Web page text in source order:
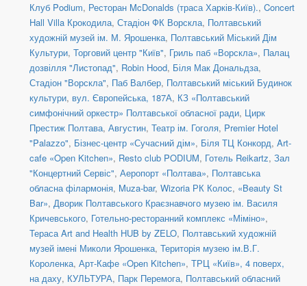
Клуб Podium, Ресторан McDonalds (траса Харків-Київ)., Concert
Hall Villa Крокодила, Стадіон ФК Ворскла, Полтавський
художній музей ім. М. Ярошенка, Полтавський Міський Дім
Культури, Торговий центр "Київ", Гриль паб «Ворскла», Палац
дозвілля "Листопад", Robin Hood, Біля Мак Дональдза,
Стадіон "Ворскла", Паб Валбер, Полтавський міський Будинок
культури, вул. Європейська, 187А, КЗ «Полтавський
симфонічний оркестр» Полтавської обласної ради, Цирк
Престиж Полтава, Августин, Театр ім. Гоголя, Premier Hotel
"Palazzo", Бізнес-центр «Сучасний дім», Біля ТЦ Конкорд, Art-
cafe «Open Kitchen», Resto club PODIUM, Готель Reikartz, Зал
"Концертний Сервіс", Аеропорт «Полтава», Полтавська
обласна філармонія, Muza-bar, Wizoria РК Колос, «Beauty St
Bar», Дворик Полтавського Краєзнавчого музею ім. Василя
Кричевського, Готельно-ресторанний комплекс «Міміно»,
Тераса Art and Health HUB by ZELO, Полтавський художній
музей імені Миколи Ярошенка, Територія музею ім.В.Г.
Короленка, Арт-Кафе «Open Kitchen», ТРЦ «Київ», 4 поверх,
на даху, КУЛЬТУРА, Парк Перемога, Полтавський обласний